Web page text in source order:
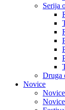
Serija
Druga
Novice